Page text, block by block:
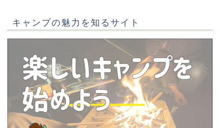
キャンプの魅力を知るサイト